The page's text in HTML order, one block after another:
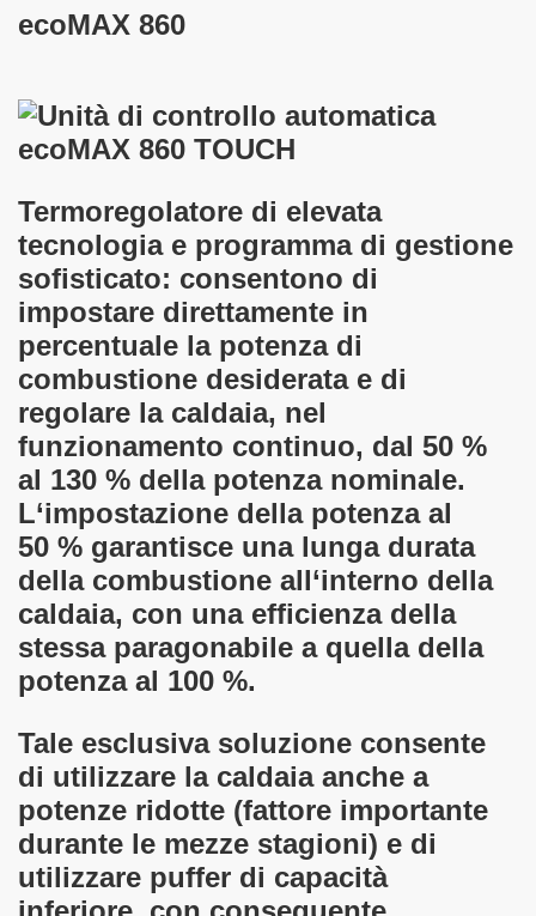
ecoMAX 860
Termoregolatore di elevata
tecnologia e programma di gestione
sofisticato: consentono di
impostare direttamente in
percentuale la potenza di
combustione desiderata e di
regolare la caldaia, nel
funzionamento continuo, dal 50 %
al 130 % della potenza nominale.
L‘impostazione della potenza al
50 % garantisce una lunga durata
della combustione all‘interno della
caldaia, con una efficienza della
stessa paragonabile a quella della
potenza al 100 %.
Tale esclusiva soluzione consente
di utilizzare la caldaia anche a
potenze ridotte (fattore importante
durante le mezze stagioni) e di
utilizzare puffer di capacità